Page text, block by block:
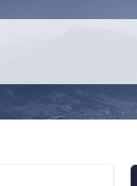
in eigener Sache